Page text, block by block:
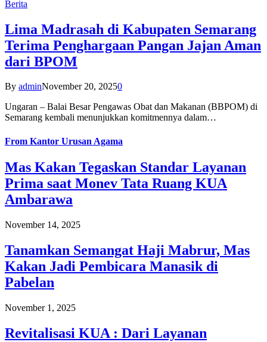
Berita
Lima Madrasah di Kabupaten Semarang
Terima Penghargaan Pangan Jajan Aman
dari BPOM
By adminNovember 20, 20250
Ungaran – Balai Besar Pengawas Obat dan Makanan (BBPOM) di
Semarang kembali menunjukkan komitmennya dalam…
From Kantor Urusan Agama
Mas Kakan Tegaskan Standar Layanan
Prima saat Monev Tata Ruang KUA
Ambarawa
November 14, 2025
Tanamkan Semangat Haji Mabrur, Mas
Kakan Jadi Pembicara Manasik di
Pabelan
November 1, 2025
Revitalisasi KUA : Dari Layanan